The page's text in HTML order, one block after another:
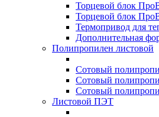
Торцевой блок
Торцевой блок
Термопривод для
Дополнительная
Полипропилен листовой
Сотовый
Сотовый
Сотовый
Листовой ПЭТ